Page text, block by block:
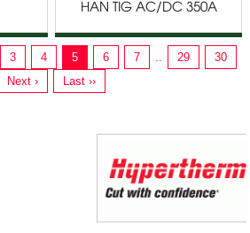
HÀN TIG AC/DC 350A
3 4 5 6 7 .. 29
30
Next ›
Last ››